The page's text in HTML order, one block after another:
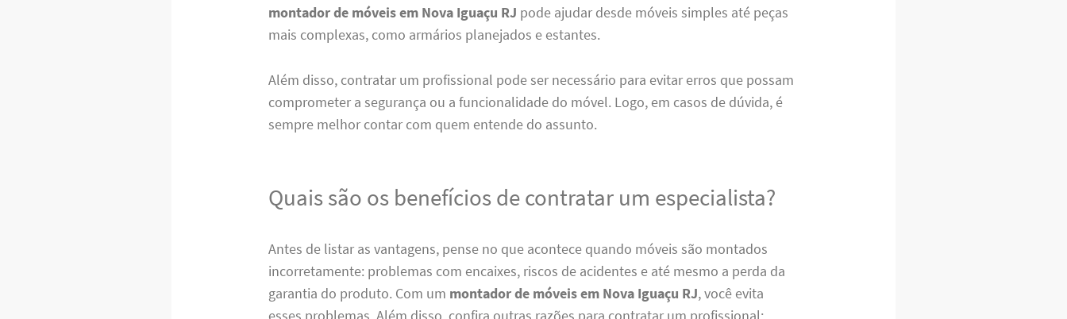
montador de móveis em Nova Iguaçu RJ pode ajudar desde móveis simples até peças
mais complexas, como armários planejados e estantes.
Além disso, contratar um profissional pode ser necessário para evitar erros que possam
comprometer a segurança ou a funcionalidade do móvel. Logo, em casos de dúvida, é
sempre melhor contar com quem entende do assunto.
Quais são os benefícios de contratar um especialista?
Antes de listar as vantagens, pense no que acontece quando móveis são montados
incorretamente: problemas com encaixes, riscos de acidentes e até mesmo a perda da
garantia do produto. Com um montador de móveis em Nova Iguaçu RJ, você evita